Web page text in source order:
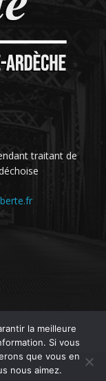
traitant de
la meilleure
Si vous
que vous en
nous aimez.